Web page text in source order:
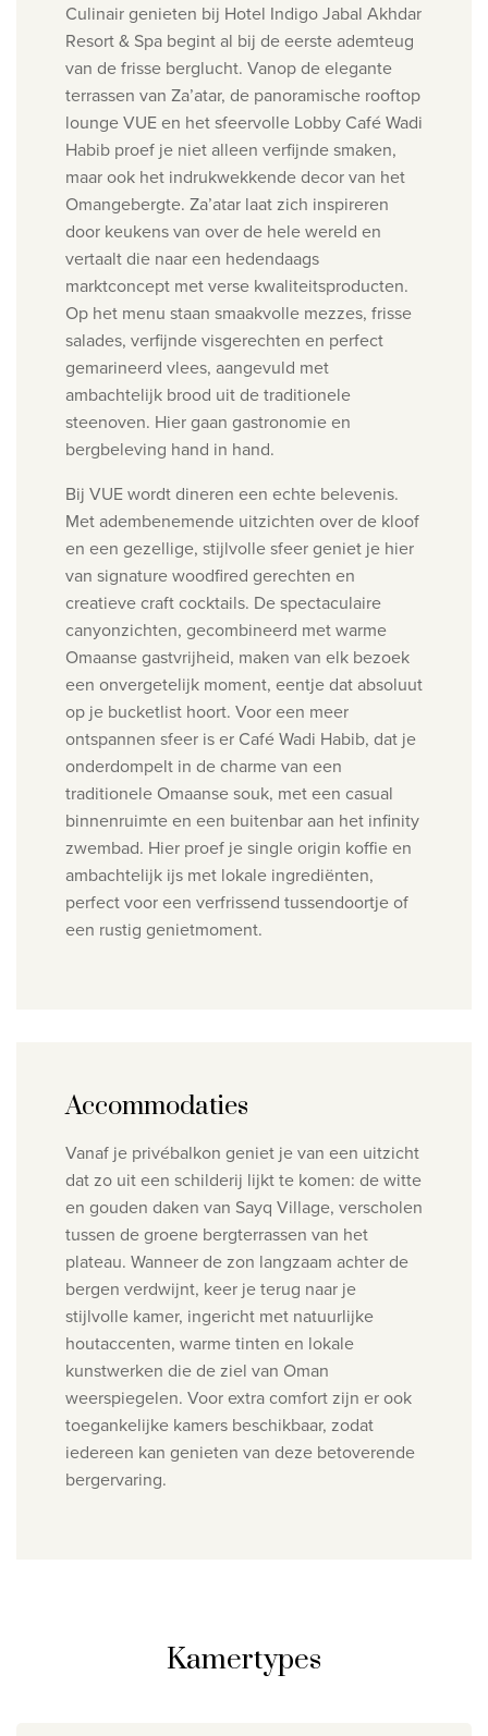
Culinair genieten bij Hotel Indigo Jabal Akhdar
Resort & Spa begint al bij de eerste ademteug
van de frisse berglucht. Vanop de elegante
terrassen van Za’atar, de panoramische rooftop
lounge VUE en het sfeervolle Lobby Café Wadi
Habib proef je niet alleen verfijnde smaken,
maar ook het indrukwekkende decor van het
Omangebergte. Za’atar laat zich inspireren
door keukens van over de hele wereld en
vertaalt die naar een hedendaags
marktconcept met verse kwaliteitsproducten.
Op het menu staan smaakvolle mezzes, frisse
salades, verfijnde visgerechten en perfect
gemarineerd vlees, aangevuld met
ambachtelijk brood uit de traditionele
steenoven. Hier gaan gastronomie en
bergbeleving hand in hand.
Bij VUE wordt dineren een echte belevenis.
Met adembenemende uitzichten over de kloof
en een gezellige, stijlvolle sfeer geniet je hier
van signature woodfired gerechten en
creatieve craft cocktails. De spectaculaire
canyonzichten, gecombineerd met warme
Omaanse gastvrijheid, maken van elk bezoek
een onvergetelijk moment, eentje dat absoluut
op je bucketlist hoort. Voor een meer
ontspannen sfeer is er Café Wadi Habib, dat je
onderdompelt in de charme van een
traditionele Omaanse souk, met een casual
binnenruimte en een buitenbar aan het infinity
zwembad. Hier proef je single origin koffie en
ambachtelijk ijs met lokale ingrediënten,
perfect voor een verfrissend tussendoortje of
een rustig genietmoment.
Accommodaties
Vanaf je privébalkon geniet je van een uitzicht
dat zo uit een schilderij lijkt te komen: de witte
en gouden daken van Sayq Village, verscholen
tussen de groene bergterrassen van het
plateau. Wanneer de zon langzaam achter de
bergen verdwijnt, keer je terug naar je
stijlvolle kamer, ingericht met natuurlijke
houtaccenten, warme tinten en lokale
kunstwerken die de ziel van Oman
weerspiegelen. Voor extra comfort zijn er ook
toegankelijke kamers beschikbaar, zodat
iedereen kan genieten van deze betoverende
bergervaring.
Kamertypes